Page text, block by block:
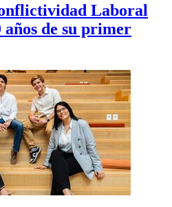
Laboral
años de su primer